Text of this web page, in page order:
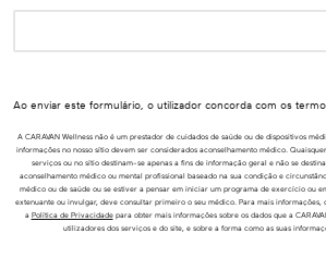
Ao enviar este formulário, o utilizador concorda com os
A CARAVAN Wellness não é um prestador de cuidados de saúde ou de dispositivos
informações no nosso sítio devem ser considerados aconselhamento médico.
serviços ou no sítio destinam-se apenas a fins de informação geral e não se
aconselhamento médico ou mental profissional baseado na sua condição e
médico ou de saúde ou se estiver a pensar em iniciar um programa de exercício ou
extenuante ou invulgar, deve consultar primeiro o seu médico. Para mais informações,
a Política de Privacidadepara obter mais informações sobre os dados que a
utilizadores dos serviços e do site, e sobre a forma como as suas